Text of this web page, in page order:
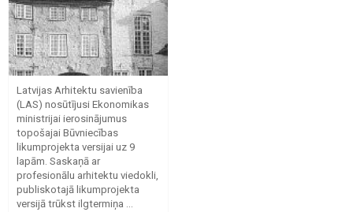
Latvijas Arhitektu savienība
(LAS) nosūtījusi Ekonomikas
ministrijai ierosinājumus
topošajai Būvniecības
likumprojekta versijai uz 9
lapām. Saskaņā ar
profesionālu arhitektu viedokli,
publiskotajā likumprojekta
versijā trūkst ilgtermiņa ...